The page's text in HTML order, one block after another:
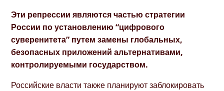
Эти репрессии являются частью стратегии
России по установлению “цифрового
суверенитета” путем замены глобальных,
безопасных приложений альтернативами,
контролируемыми государством.
Российские власти также планируют заблокировать